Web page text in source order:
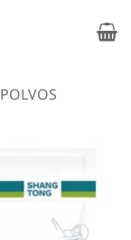
POLVOS